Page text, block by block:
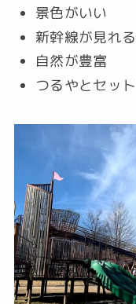
景色がいい
新幹線が見れる
自然が豊富
つるやとセッ